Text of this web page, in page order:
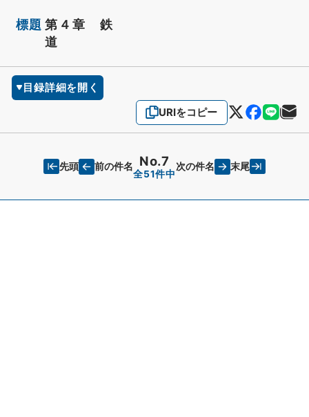
標題 第４章 鉄
道
目録詳細を開く
URIをコピー
先頭 前の件名 No.7
全51件中
次の件名 末尾